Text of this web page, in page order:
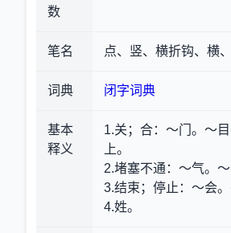
数
笔名 点、竖、横折钩、横
词典 闭字词典
基本
释义
1.关；合：～门。～
上。
2.堵塞不通 ：～气。～
3.结束；停止 ：～会。
4.姓。